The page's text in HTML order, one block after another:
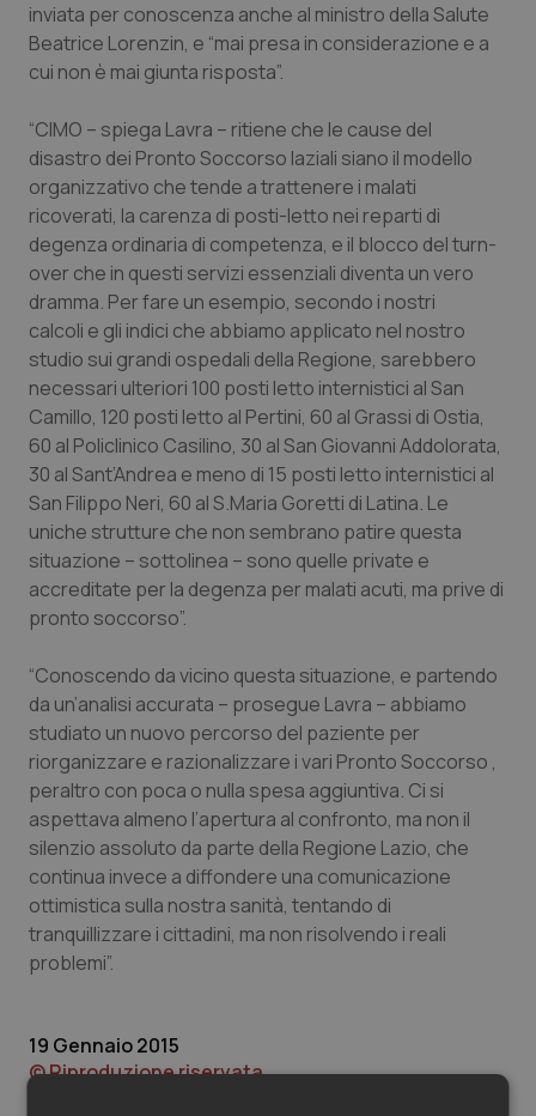
Molise
Piemonte
Provincia Autonoma di Bolzano
Provincia Autonoma di Trento
Puglia
Sardegna
Sicilia
Toscana
Umbria
Valle D’Aosta
Epatiti
HIV
Infezioni & Febbre
Ipertensione & Scompenso
Malattie rare
Malattia di Crohn & Rettocolite Ulcerosa
Neuroscienze & patologie neurodegenerative
Obesità
Oftalmologia
Oncodermatologia
Oncologia & Nutrizione
Psoriasi & pelle
Quotidiano Cardiologia
Quotidiano Chirurgia
Quotidiano Oncologia
Rene & patologie urogenitali
inviata per conoscenza anche al ministro della Salute
Beatrice Lorenzin, e “mai presa in considerazione e a
cui non è mai giunta risposta”.
“CIMO – spiega Lavra – ritiene che le cause del
disastro dei Pronto Soccorso laziali siano il modello
organizzativo che tende a trattenere i malati
ricoverati, la carenza di posti-letto nei reparti di
degenza ordinaria di competenza, e il blocco del turn-
over che in questi servizi essenziali diventa un vero
dramma. Per fare un esempio, secondo i nostri
calcoli e gli indici che abbiamo applicato nel nostro
studio sui grandi ospedali della Regione, sarebbero
necessari ulteriori 100 posti letto internistici al San
Camillo, 120 posti letto al Pertini, 60 al Grassi di Ostia,
60 al Policlinico Casilino, 30 al San Giovanni Addolorata,
30 al Sant’Andrea e meno di 15 posti letto internistici al
San Filippo Neri, 60 al S.Maria Goretti di Latina. Le
uniche strutture che non sembrano patire questa
situazione – sottolinea – sono quelle private e
accreditate per la degenza per malati acuti, ma prive di
pronto soccorso”.
“Conoscendo da vicino questa situazione, e partendo
da un’analisi accurata – prosegue Lavra – abbiamo
studiato un nuovo percorso del paziente per
riorganizzare e razionalizzare i vari Pronto Soccorso ,
peraltro con poca o nulla spesa aggiuntiva. Ci si
aspettava almeno l’apertura al confronto, ma non il
silenzio assoluto da parte della Regione Lazio, che
continua invece a diffondere una comunicazione
ottimistica sulla nostra sanità, tentando di
tranquillizzare i cittadini, ma non risolvendo i reali
problemi”.
19 Gennaio 2015
© Riproduzione riservata